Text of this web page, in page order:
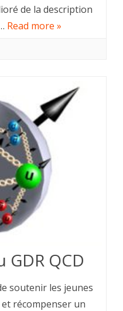
de la description
Read more »
GDR QCD
soutenir les jeunes
récompenser un